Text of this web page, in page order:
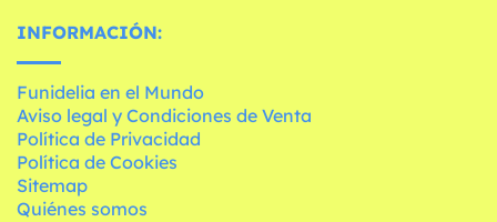
INFORMACIÓN:
Funidelia en el Mundo
Aviso legal y Condiciones de Venta
Política de Privacidad
Política de Cookies
Sitemap
Quiénes somos